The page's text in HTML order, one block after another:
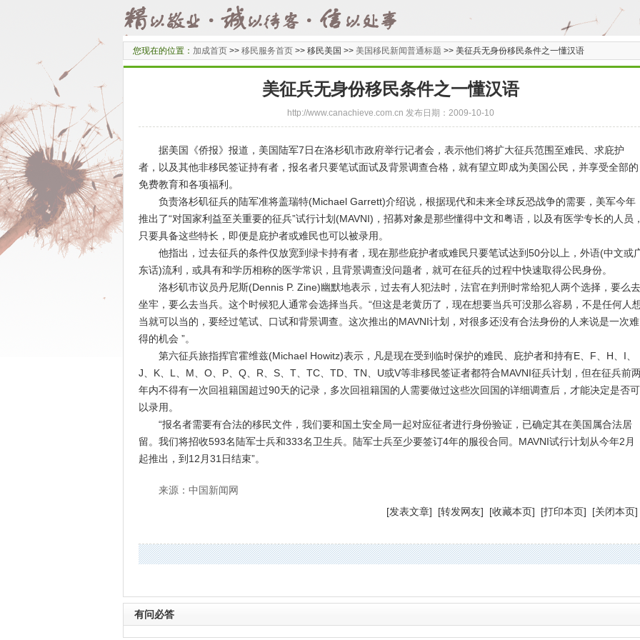
您现在的位置： 加成首页 >> 移民服务首页 >> 移民美国 >> 美国移民新闻普通标题 >> 美征兵无身份移民条件之一懂汉语
美征兵无身份移民条件之一懂汉语
http://www.canachieve.com.cn 发布日期：2009-10-10
据美国 《侨报》报道，美国陆军7日在洛杉矶市政府举行记者会，表示他们将扩大征兵范围至难民、求庇护
者，以及其他非移民签证持有者，报名者只要笔试面试及背景调查合格，就有望立即成为美国公民，并享受全部的
免费教育和各项福利。
负责洛杉矶征兵的陆军准将盖瑞特(Michael Garrett)介绍说，根据现代和未来全球反恐战争的需要，美军今年
推出了“对国家利益至关重要的征兵”试行计划(MAVNI)，招募对象是那些懂得中文和粤语，以及有医学专长的人员
只要具备这些特长，即便是庇护者或难民也可以被录用。
他指出，过去征兵的条件仅放宽到绿卡持有者，现在那些庇护者或难民只要笔试达到50分以上，外语(中文或
东话)流利，或具有和学历相称的医学常识，且背景调查没问题者，就可在征兵的过程中快速取得公民身份。
洛杉矶市议员丹尼斯(Dennis P. Zine)幽默地表示，过去有人犯法时，法官在判刑时常给犯人两个选择，要么去
坐牢，要么去当兵。这个时候犯人通常会选择当兵。“但这是老黄历了，现在想要当兵可没那么容易，不是任何人
当就可以当的，要经过笔试、口试和背景调查。这次推出的MAVNI计划，对很多还没有合法身份的人来说是一次难
得的机会 ”。
第六征兵旅指挥官霍维兹(Michael Howitz)表示，凡是现在受到临时保护的难民、庇护者和持有E、F、H、I、
J、K、L、M、O、P、Q、R、S、T、TC、TD、TN、U或V等非移民签证者都符合MAVNI征兵计划，但在征兵前
年内不得有一次回祖籍国超过90天的记录，多次回祖籍国的人需要做过这些次回国的详细调查后，才能决定是否可
以录用。
“报名者需要有合法的移民文件，我们要和国土安全局一起对应征者进行身份验证，已确定其在美国属合法居
留。我们将招收593名陆军士兵和333名卫生兵。陆军士兵至少要签订4年的服役合同。MAVNI试行计划从今年2月
起推出，到12月31日结束”。
来源：中国新闻网
[发表文章] [转发网友] [收藏本页] [打印本页] [关闭本页
有问必答